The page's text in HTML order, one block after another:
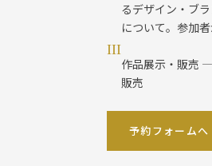
るデザイン・ブ
について。参加
III
作品展示・販売
販売
予約フォーム